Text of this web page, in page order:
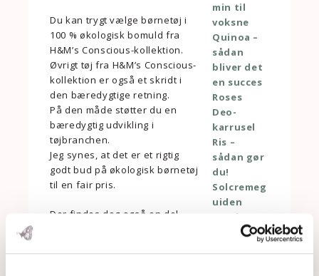
Du kan trygt vælge børnetøj i
100 % økologisk bomuld fra
H&M’s Conscious-kollektion.
Øvrigt tøj fra H&M’s Conscious-
kollektion er også et skridt i
den bæredygtige retning.
På den måde støtter du en
bæredygtig udvikling i
tøjbranchen.
Jeg synes, at det er et rigtig
godt bud på økologisk børnetøj
til en fair pris.
Der findes dog også en del
min til
voksne
Quinoa –
sådan
bliver det
en succes
Roses
Deo-
karrusel
Ris –
sådan gør
du!
Solcremeg
uiden
Sunde
balloner -